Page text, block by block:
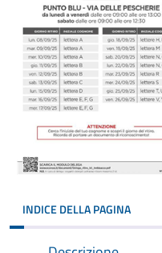
INDICE DELLA PAGINA